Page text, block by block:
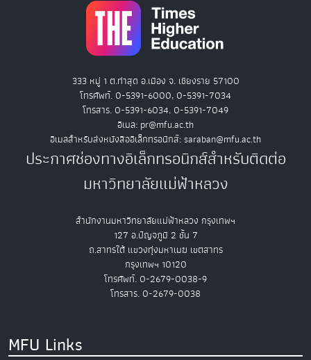
333 หมู่ 1 ต.ท่าสุด อ.เมือง จ. เชียงราย 57100
โทรศัพท์. 0-5391-6000, 0-5391-7034
โทรสาร. 0-5391-6034, 0-5391-7049
อีเมล: pr@mfu.ac.th
อีเมลสำหรับส่งหนังสืออิเล็กทรอนิกส์: saraban@mfu.ac.th
ประกาศช่องทางอิเล็กทรอนิกส์สำหรับติดต่อ
มหาวิทยาลัยแม่ฟ้าหลวง
สำนักงานมหาวิทยาลัยแม่ฟ้าหลวง กรุงเทพฯ
127 อ.ปัญจภูมิ 2 ชั้น 7
ถ.สาทรใต้ แขวงทุ่งมหาเมฆ เขตสาทร
กรุงเทพฯ 10120
โทรศัพท์. 0-2679-0038-9
โทรสาร. 0-2679-0038
MFU Links